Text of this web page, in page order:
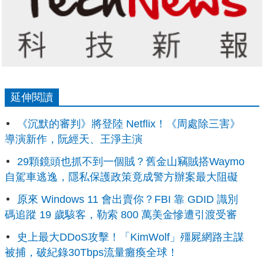
延伸閱讀
《沉默的審判》將登陸 Netflix！《周處除三害》
導演新作，阮經天、王淨主演
29顆鏡頭也抓不到一個賊？舊金山竊賊搭Waymo
自駕車逃逸，隱私保護政策竟成警方辦案最大阻礙
原來 Windows 11 會出賣你？FBI 靠 GDID 識別
碼追蹤 19 歲駭客，勒索 800 萬美金慘遭引渡受審
史上最大DDoS攻擊！「KimWolf」殭屍網路主謀
被捕，破紀錄30Tbps流量癱瘓全球！